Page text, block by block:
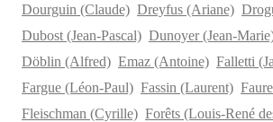
Dourguin (Claude) Dreyfus (Ariane)
Dubost (Jean-Pascal) Dunoyer (Jean-
Döblin (Alfred) Emaz (Antoine) Falletti
Fargue (Léon-Paul) Fassin (Laurent)
Fleischman (Cyrille) Forêts (Louis-René